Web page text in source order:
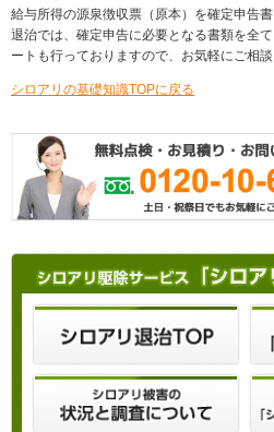
給与所得の源泉徴収票（原本）を確定申告
退治では、確定申告に必要となる書類を全
ートも行っておりますので、お気軽にご相談
シロアリの基礎知識TOPに戻る